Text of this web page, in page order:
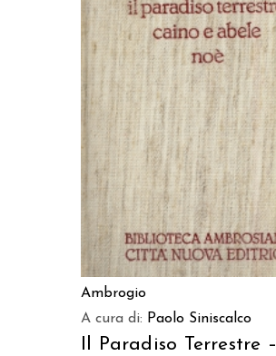
AGGIUNGI AL CARRELLO
Ambrogio
A cura di: Paolo Siniscalco
Il Paradiso Terrestre –